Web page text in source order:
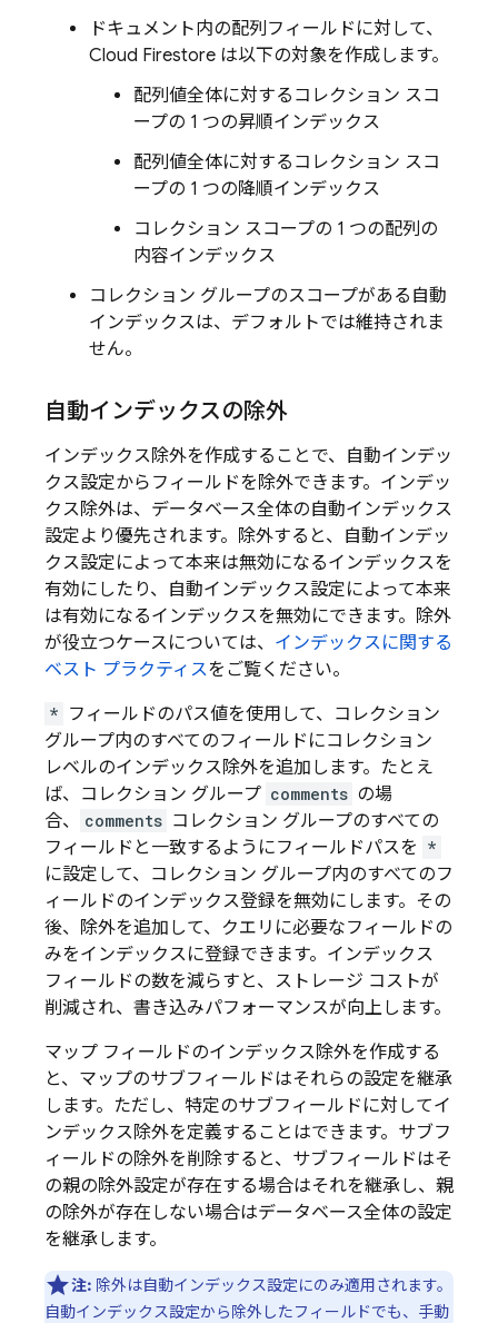
ドキュメント内の配列フィールドに対して、
Cloud Firestore は以下の対象を作成します。
配列値全体に対するコレクション スコ
ープの 1 つの昇順インデックス
配列値全体に対するコレクション スコ
ープの 1 つの降順インデックス
コレクション スコープの 1 つの配列の
内容インデックス
コレクション グループのスコープがある自動
インデックスは、デフォルトでは維持されま
せん。
自動インデックスの除外
インデックス除外を作成することで、自動インデッ
クス設定からフィールドを除外できます。インデッ
クス除外は、データベース全体の自動インデックス
設定より優先されます。除外すると、自動インデッ
クス設定によって本来は無効になるインデックスを
有効にしたり、自動インデックス設定によって本来
は有効になるインデックスを無効にできます。除外
が役立つケースについては、 インデックスに関する
ベスト プラクティスをご覧ください。
* フィールドのパス値を使用して、コレクション
グループ内のすべてのフィールドにコレクション
レベルのインデックス除外を追加します。たとえ
ば、コレクション グループ comments の場
合、
comments コレクション グループのすべての
フィールドと一致するようにフィールドパスを *
に設定して、コレクション グループ内のすべてのフ
ィールドのインデックス登録を無効にします。その
後、除外を追加して、クエリに必要なフィールドの
みをインデックスに登録できます。インデックス
フィールドの数を減らすと、ストレージ コストが
削減され、書き込みパフォーマンスが向上します。
マップ フィールドのインデックス除外を作成する
と、マップのサブフィールドはそれらの設定を継承
します。ただし、特定のサブフィールドに対してイ
ンデックス除外を定義することはできます。サブフ
ィールドの除外を削除すると、サブフィールドはそ
の親の除外設定が存在する場合はそれを継承し、親
の除外が存在しない場合はデータベース全体の設定
を継承します。
注: 除外は自動インデックス設定にのみ適用されます。
自動インデックス設定から除外したフィールドでも、手動